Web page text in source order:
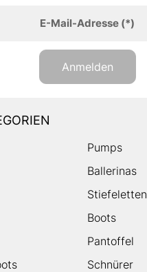
E-Mail-Adresse (*)
Anmelden
Pumps
Ballerinas
Stiefeletten
Boots
Pantoffel
Schnürer